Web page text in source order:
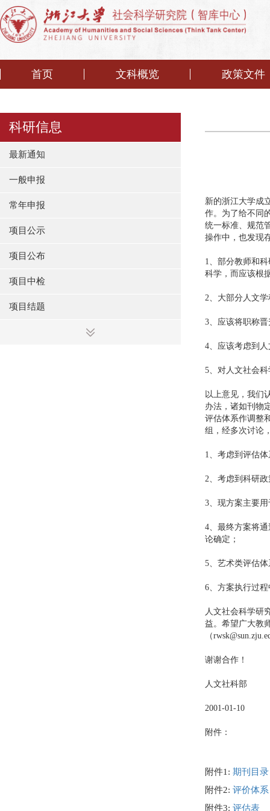
首页 文科概览 政策文件
科研信息
最新通知
一般申报
常年申报
项目公示
项目公布
项目中检
项目结题
新的浙江大学成
作。为了给不同
统一标准、规范
操作中，也发现
1、部分教师和
科学，而应该根
2、大部分人文
3、应该将职称
4、应该考虑到
5、对人文社会
以上意见，我们
办法，诸如刊物
评估体系作调整
组，经多次讨论
1、考虑到评估
2、考虑到科研
3、现方案主要
4、最终方案将
论确定；
5、艺术类评估
6、方案执行过
人文社会科学研
益。希望广大教
（
谢谢合作！
人文社科部
2001-01-10
附件：
附件1: 期刊目录
附件2: 评价体系
附件3: 评估表